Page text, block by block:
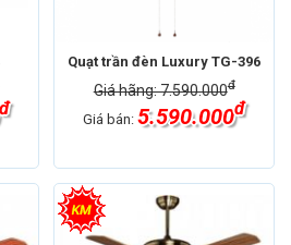
Quạt trần đèn Luxury TG-396
Giá hãng: 7.590.000đ
Giá bán:5.590.000đ